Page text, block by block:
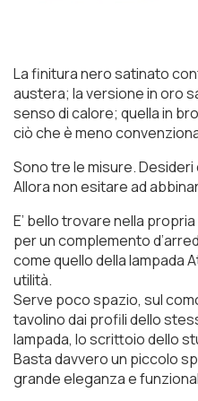
La finitura nero satinato
austera; la versione in oro
senso di calore; quella in
ciò che è meno
Sono tre le misure.
Allora non esitare ad
E’ bello trovare nella
per un complemento
come quello della lampada
utilità.
Serve poco spazio, sul
tavolino dai profili dello
lampada, lo scrittoio dello
Basta davvero un piccolo
grande eleganza e